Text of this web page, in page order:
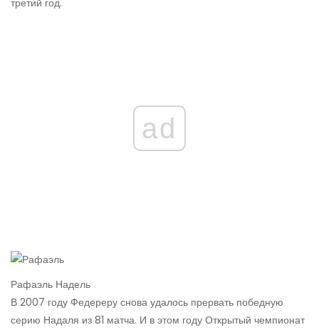
третий год.
ad
Рафаэль Надель
В 2007 году Федереру снова удалось прервать победную
серию Надаля из 81 матча. И в этом году Открытый чемпионат